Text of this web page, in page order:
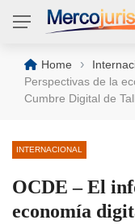
Home ›
Perspectivas de la
Cumbre Digital de
INTERNACIONAL
OCDE – El
economía